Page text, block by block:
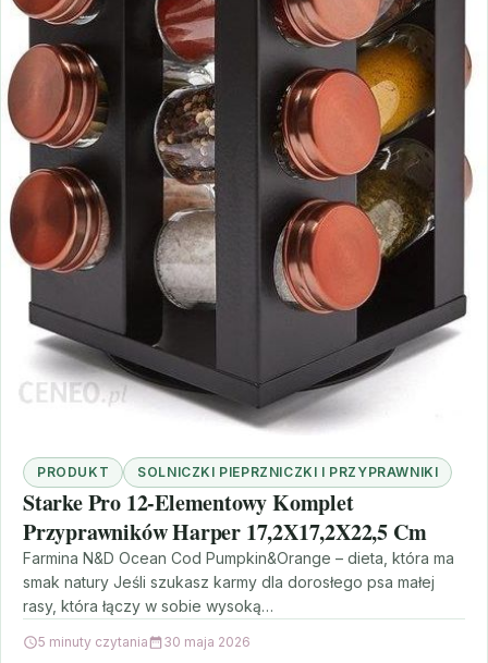
PRODUKT SOLNICZKI PIEPRZNICZKI I PRZYPRAWNIKI
Starke Pro 12-Elementowy Komplet
Przyprawników Harper 17,2X17,2X22,5 Cm
Farmina N&D Ocean Cod Pumpkin&Orange – dieta, która ma
smak natury Jeśli szukasz karmy dla dorosłego psa małej
rasy, która łączy w sobie wysoką…
5 minuty czytania 30 maja 2026